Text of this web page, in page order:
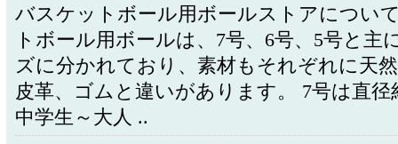
バスケットボール用ボールストアについ
トボール用ボールは、7号、6号、5号と主
ズに分かれており、素材もそれぞれに天
皮革、ゴムと違いがあります。 7号は直径
中学生～大人 ..